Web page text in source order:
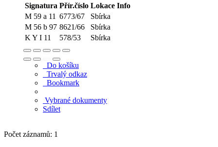
Signatura Přír.číslo Lokace Info
M 59 a 11 6773/67
Sbírka
M 56 b 97 8621/66
Sbírka
K Y I 11
578/53 Sbírka
Do košíku
Trvalý odkaz
Bookmark
Vybrané dokumenty
Sdílet
Počet záznamů: 1